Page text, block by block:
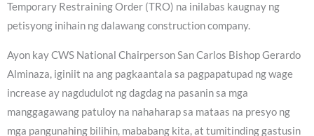
Temporary Restraining Order (TRO) na inilabas kaugnay ng
petisyong inihain ng dalawang construction company.
Ayon kay CWS National Chairperson San Carlos Bishop Gerardo
Alminaza, iginiit na ang pagkaantala sa pagpapatupad ng wage
increase ay nagdudulot ng dagdag na pasanin sa mga
manggagawang patuloy na nahaharap sa mataas na presyo ng
mga pangunahing bilihin, mababang kita, at tumitinding gastusin